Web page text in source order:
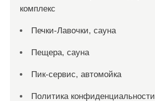
комплекс
Печки-Лавочки, сауна
Пещера, сауна
Пик-сервис, автомойка
Политика конфиденциальности